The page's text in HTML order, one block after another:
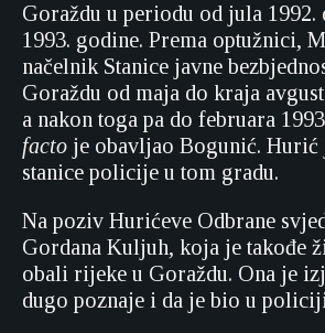
Goraždu u periodu od jula 1992.
1993. godine. Prema optužnici,
načelnik Stanice javne
Goraždu od maja do kraja
a nakon toga pa do februara
facto je obavljao Bogunić.
stanice policije u tom gradu.
Na poziv Hurićeve Odbrane
Gordana Kuljuh, koja je takođe
obali rijeke u Goraždu. Ona je
dugo poznaje i da je bio u